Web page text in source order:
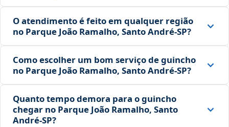
O atendimento é feito em qualquer região
no Parque João Ramalho, Santo André‑SP?
Como escolher um bom serviço de guincho
no Parque João Ramalho, Santo André‑SP?
Quanto tempo demora para o guincho
chegar no Parque João Ramalho, Santo
André‑SP?